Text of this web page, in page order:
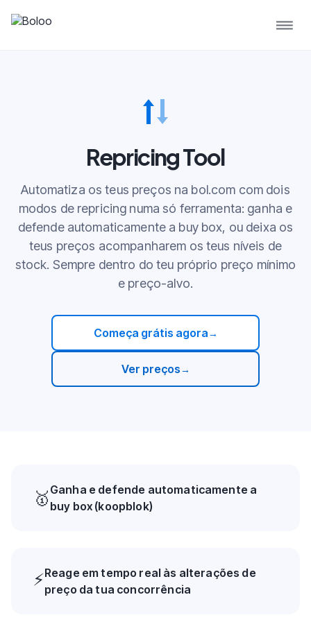
Repricing Tool
Automatiza os teus preços na bol.com com dois
modos de repricing numa só ferramenta: ganha e
defende automaticamente a buy box, ou deixa os
teus preços acompanharem os teus níveis de
stock. Sempre dentro do teu próprio preço mínimo
e preço-alvo.
Começa grátis agora→
Ver preços→
🥇 Ganha e defende automaticamente a
buy box (koopblok)
⚡Reage em tempo real às alterações de
preço da tua concorrência